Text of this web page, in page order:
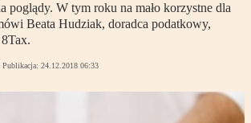
poglądy. W tym roku na mało korzystne dla
Beata Hudziak, doradca podatkowy,
Publikacja: 24.12.2018 06:33